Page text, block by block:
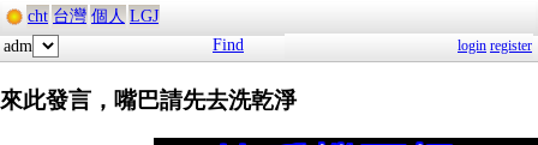
cht 台灣 個人 LGJ
adm
Find login register
來此發言，嘴巴請先去洗乾淨